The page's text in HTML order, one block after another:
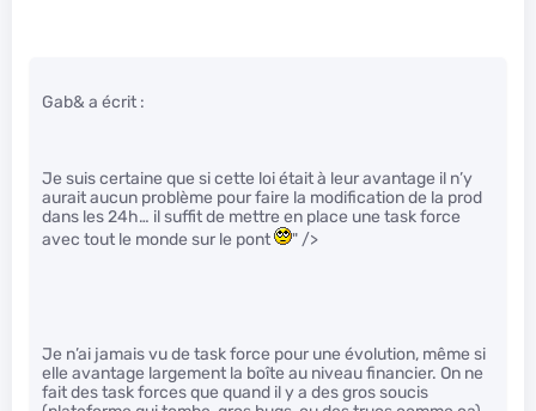
Gab& a écrit :
Je suis certaine que si cette loi était à leur avantage il n’y
aurait aucun problème pour faire la modification de la prod
dans les 24h… il suffit de mettre en place une task force
avec tout le monde sur le pont
" />
Je n’ai jamais vu de task force pour une évolution, même si
elle avantage largement la boîte au niveau financier. On ne
fait des task forces que quand il y a des gros soucis